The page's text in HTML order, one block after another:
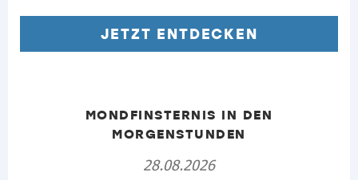
JETZT ENTDECKEN
MONDFINSTERNIS IN DEN
MORGENSTUNDEN
28.08.2026